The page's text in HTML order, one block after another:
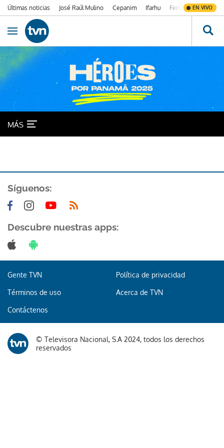
Últimas noticias José Raúl Mulino Cepanim Ifarhu Fenómeno de El
EN VIVO
Ir al contenido
Obrir navegació
Patricia Miranda Allen
MÁS
Síguenos:
Descubre nuestras apps:
Gente TVN Política de privacidad
Términos de uso Acerca de TVN
Contáctenos
© Televisora Nacional, S.A 2024, todos los derechos
reservados